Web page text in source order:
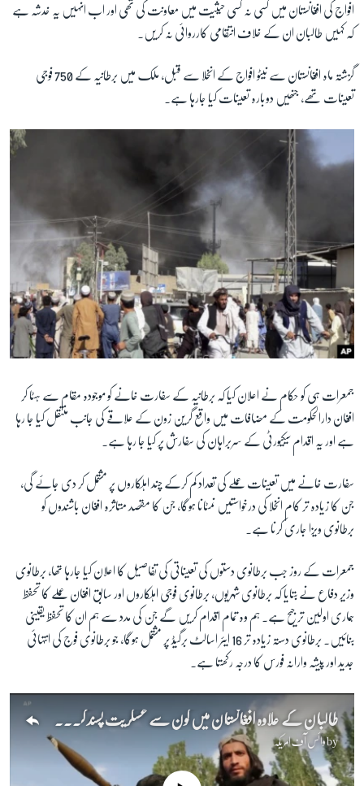
افواج کی افغانستان میں کسی نہ کسی حیثیت میں معاونت کی تھی اور اب انہیں یہ خدشہ ہے
کہ کہیں طالبان ان کے خلاف انتقامی کارروائی نہ کریں۔
گزشتہ ماہ افغانستان سے نیٹو افواج کے انخلا سے قبل، ملک میں برطانیہ کے 750 فوجی
تعینات تھے، جنھیں دوبارہ تعینات کیا جارہا ہے۔
جمعرات ہی کو حکام نے اعلان کیا کہ برطانیہ کے سفارت خانے کو موجودہ مقام سے ہٹا کر
افغان دارالحکومت کے مضافات میں واقع گرین زون کے علاقے کی جانب منتقل کیا جا رہا
ہے اور یہ اقدام سیکیورٹی کے سربراہان کی سفارش پر کیا جا رہا ہے۔
سفارت خانے میں تعینات عملے کی تعداد کم کرکے چند اہلکاروں پر مشتمل کر دی جائے گی،
جن کا زیادہ تر کام انخلا کی درخواستیں نمٹانا ہوگا، جن کا مقصد متاثرہ افغان باشندوں کو
برطانوی ویزا جاری کرنا ہے۔
جمعرات کے روز جب برطانوی دستوں کی تعیناتی کی تفاصیل کا اعلان کیا جارہا تھا، برطانوی
وزیر دفاع نے بتایا کہ برطانوی شہریوں، برطانوی فوجی اہلکاروں اور سابق افغان عملے کا تحفظ
ہماری اولین ترجیح ہے۔ ہم وہ تمام اقدام کریں گے جن کی مدد سے ہم ان کا تحفظ یقینی
بنائیں۔ برطانوی دستہ زیادہ تر 16 ایئر اسالٹ برگیڈ پر مشتمل ہوگا، جو برطانوی فوج کی انتہائی
جدید اور پیشہ وارانہ فورس کا درجہ رکھتا ہے۔
byوائس آف امریکہ
No media source currently available